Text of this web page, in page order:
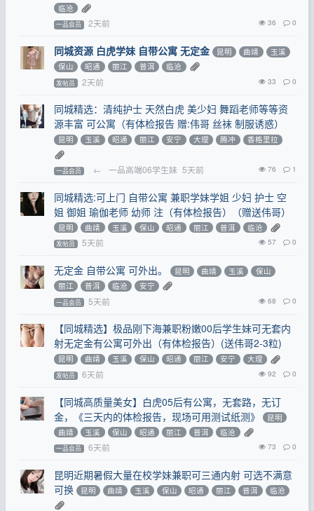
临沧
一品会员 2天前 36 0
同城资源 白虎学妹 自带公寓 无定金 昆明 曲靖
玉溪
保山
昭通 丽江 普洱 临沧
发帖员 2天前 33 0
同城精选：清纯护士 天然白虎 美少妇 舞蹈老师等等资
源丰富 可公寓（有体检报告 赠:伟哥 丝袜 制服诱惑）
昆明 玉溪 昭通 丽江 安宁 大理 腾冲 香格里拉
一品会员 ← 一品高端06学生妹 5天前 76 1
同城精选:可上门 自带公寓 兼职学妹学姐 少妇 护士 空
姐 御姐 瑜伽老师 幼师 注（有体检报告）（赠送伟哥）
昆明 曲靖 玉溪 保山 昭通 丽江 普洱 临沧
发帖员 5天前 57 0
无定金 自带公寓 可外出。 昆明 曲靖 玉溪
保山
丽江
普洱 临沧 安宁
一品会员 5天前 68 0
【同城精选】极品刚下海兼职粉嫩00后学生妹可无套内
射无定金有公寓可外出（有体检报告）(送伟哥2-3粒)
昆明 曲靖 玉溪 保山 昭通 丽江 安宁 大理
发帖员 6天前 92 0
【同城高质量美女】白虎05后有公寓，无套路，无订
金，《三天内的体检报告，现场可用测试纸测》
昆明
曲靖
玉溪 保山 昭通 丽江 普洱 临沧
一品会员 6天前 73 0
昆明近期暑假大量在校学妹兼职可三通内射 可选不满意
可换
昆明 曲靖 玉溪 保山 昭通 丽江 普洱 临沧